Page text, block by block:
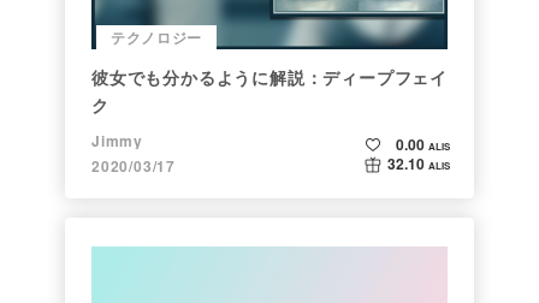
テクノロジー
彼女でも分かるように解説：ディープフェイ
ク
Jimmy
2020/03/17
0.00 ALIS
32.10 ALIS